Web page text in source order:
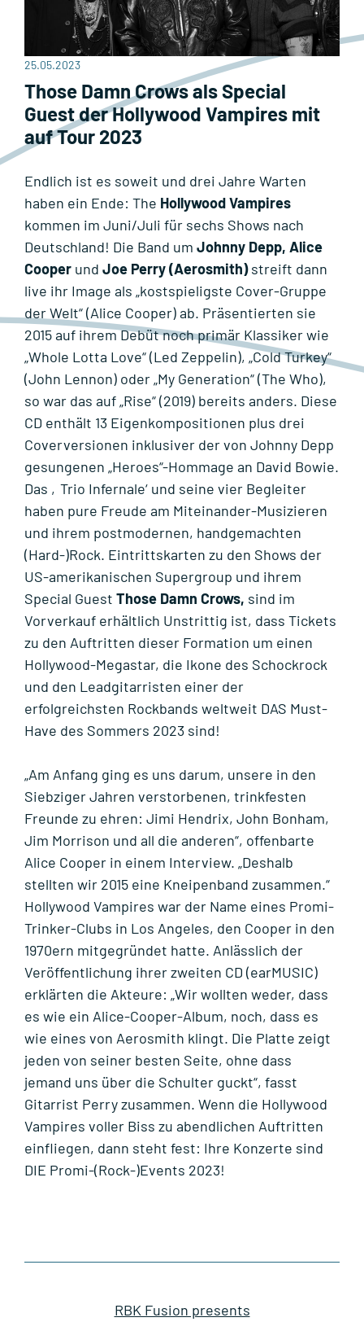
25.05.2023
Those Damn Crows als Special
Guest der Hollywood Vampires mit
auf Tour 2023
Endlich ist es soweit und drei Jahre Warten
haben ein Ende: The Hollywood Vampires
kommen im Juni/Juli für sechs Shows nach
Deutschland! Die Band um Johnny Depp, Alice
Cooper und Joe Perry (Aerosmith)streift dann
live ihr Image als „kostspieligste Cover-Gruppe
der Welt“ (Alice Cooper) ab. Präsentierten sie
2015 auf ihrem Debüt noch primär Klassiker wie
„Whole Lotta Love“ (Led Zeppelin), „Cold Turkey“
(John Lennon) oder „My Generation“ (The Who),
so war das auf „Rise“ (2019) bereits anders. Diese
CD enthält 13 Eigenkompositionen plus drei
Coverversionen inklusiver der von Johnny Depp
gesungenen „Heroes“-Hommage an David Bowie.
Das ‚Trio Infernale‘ und seine vier Begleiter
haben pure Freude am Miteinander-Musizieren
und ihrem postmodernen, handgemachten
(Hard-)Rock. Eintrittskarten zu den Shows der
US-amerikanischen Supergroup und ihrem
Special Guest Those Damn Crows, sind im
Vorverkauf erhältlich Unstrittig ist, dass Tickets
zu den Auftritten dieser Formation um einen
Hollywood-Megastar, die Ikone des Schockrock
und den Leadgitarristen einer der
erfolgreichsten Rockbands weltweit DAS Must-
Have des Sommers 2023 sind!
„Am Anfang ging es uns darum, unsere in den
Siebziger Jahren verstorbenen, trinkfesten
Freunde zu ehren: Jimi Hendrix, John Bonham,
Jim Morrison und all die anderen“, offenbarte
Alice Cooper in einem Interview. „Deshalb
stellten wir 2015 eine Kneipenband zusammen.“
Hollywood Vampires war der Name eines Promi-
Trinker-Clubs in Los Angeles, den Cooper in den
1970ern mitgegründet hatte. Anlässlich der
Veröffentlichung ihrer zweiten CD (earMUSIC)
erklärten die Akteure: „Wir wollten weder, dass
es wie ein Alice-Cooper-Album, noch, dass es
wie eines von Aerosmith klingt. Die Platte zeigt
jeden von seiner besten Seite, ohne dass
jemand uns über die Schulter guckt“, fasst
Gitarrist Perry zusammen. Wenn die Hollywood
Vampires voller Biss zu abendlichen Auftritten
einfliegen, dann steht fest: Ihre Konzerte sind
DIE Promi-(Rock-)Events 2023!
RBK Fusion presents